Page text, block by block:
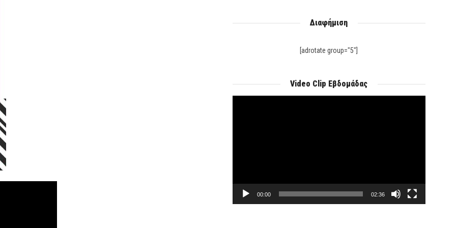
Διαφήμιση
[adrotate group="5"]
Video Clip Εβδομάδας
00:00 02:36